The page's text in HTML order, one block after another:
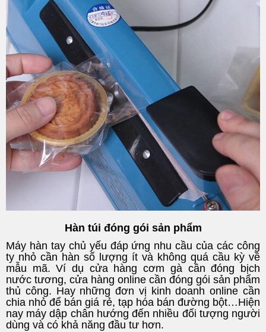
Hàn túi đóng gói sản phẩm
Máy hàn tay chủ yếu đáp ứng nhu cầu của các công
ty nhỏ cần hàn số lượng ít và không quá cầu kỳ về
mẫu mã. Ví dụ cửa hàng cơm gà cần đóng bịch
nước tương, cửa hàng online cần đóng gói sản phẩm
thủ công. Hay những đơn vị kinh doanh online cần
chia nhỏ để bán giá rẻ, tạp hóa bán đường bột…Hiện
nay máy dập chân hướng đến nhiều đối tượng người
dùng và có khả năng đầu tư hơn.